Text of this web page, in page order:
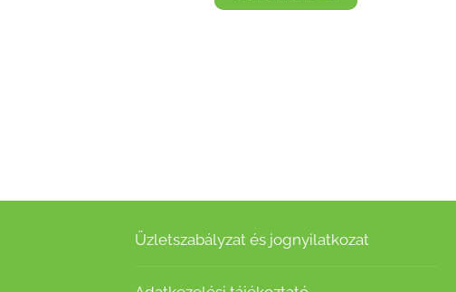
Üzletszabályzat és jognyilatkozat